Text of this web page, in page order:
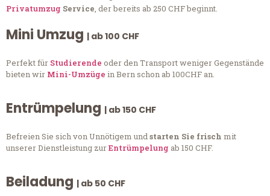
Privatumzug Service, der bereits ab 250 CHF beginnt.
Mini Umzug | ab 100 CHF
Perfekt für Studierende oder den Transport weniger Gegenstände
bieten wir Mini-Umzüge in Bern schon ab 100CHF an.
Entrümpelung | ab 150 CHF
Befreien Sie sich von Unnötigem undstarten Sie frisch mit
unserer Dienstleistung zurEntrümpelung ab 150 CHF.
Beiladung | ab 50 CHF